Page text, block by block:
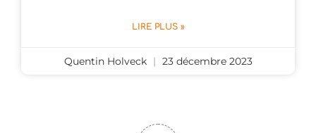
LIRE PLUS »
Quentin Holveck 23 décembre 2023